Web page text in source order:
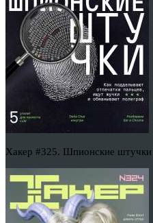
Хакер #325. Шпионские штучки